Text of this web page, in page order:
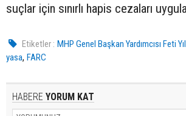
suçlar için sınırlı hapis cezaları
Etiketler : MHP Genel Başkan Yardımcısı Feti
yasa, FARC
HABERE YORUM KAT